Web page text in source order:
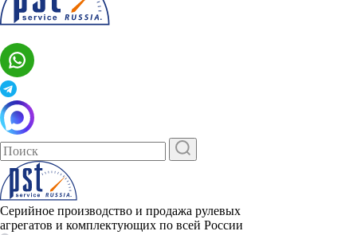
Серийное производство и продажа рулевых
агрегатов и комплектующих по всей России